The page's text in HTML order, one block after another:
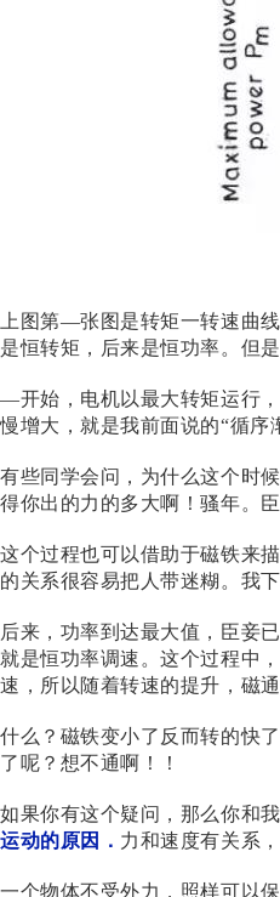
上图第—张图是转矩一转速曲
是恒转矩，后来是恒功率。但
—开始，电机以最大转矩运行
慢增大，就是我前面说的“循序
有些同学会问，为什么这个时
得你出的力的多大啊！骚年。
这个过程也可以借助于磁铁来描
的关系很容易把人带迷糊。我
后来，功率到达最大值，臣妾
就是恒功率调速。这个过程中
速，所以随着转速的提升，磁
什么？磁铁变小了反而转的快
了呢？想不通啊！！
如果你有这个疑问，那么你和
运动的原因． 力和速度有关系
一个物体不受外力，照样可以